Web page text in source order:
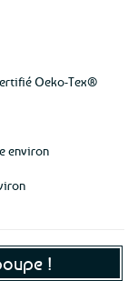
Oeko-Tex®
environ
!